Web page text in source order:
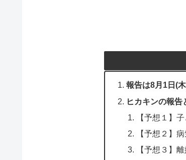
報告は8月1日(
ヒカキンの報
【予想１】
【予想２】
【予想３】